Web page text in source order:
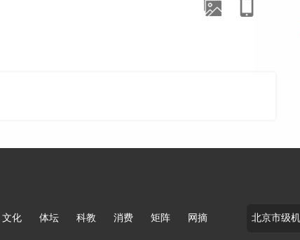
文化 体坛 科教 消费 矩阵 网摘